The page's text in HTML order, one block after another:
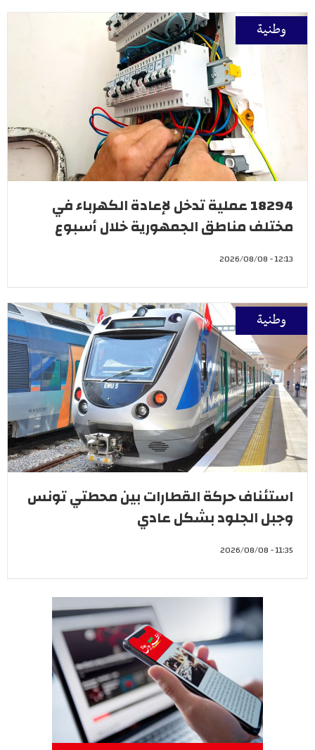
وطنية
18294 عملية تدخل لإعادة الكهرباء في
مختلف مناطق الجمهورية خلال أسبوع
12:13 - 2026/08/08
وطنية
استئناف حركة القطارات بين محطتي تونس
وجبل الجلود بشكل عادي
11:35 - 2026/08/08